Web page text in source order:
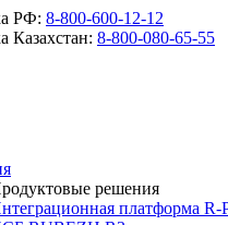
РФ: 8-800-600-12-12
Казахстан: 8-800-080-65-55
решения
платформа